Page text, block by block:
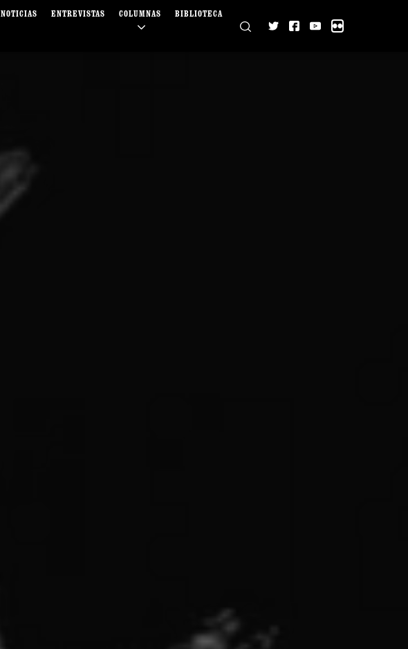
NOTICIAS ENTREVISTAS COLUMNAS BIBLIOTECA